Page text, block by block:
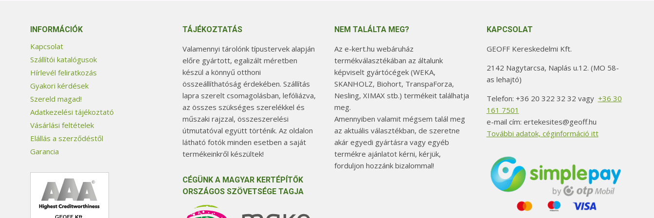
INFORMÁCIÓK
Kapcsolat
Szállítói katalógusok
Hírlevél feliratkozás
Gyakori kérdések
Szereld magad!
Adatkezelési tájékoztató
Vásárlási feltételek
Elállás a szerződéstől
Garancia
TÁJÉKOZTATÁS
Valamennyi tárolónk típustervek alapján
előre gyártott, egalizált méretben
készül a könnyű otthoni
összeállíthatóság érdekében. Szállítás
lapra szerelt csomagolásban, lefóliázva,
az összes szükséges szerelékkel és
műszaki rajzzal, összeszerelési
útmutatóval együtt történik. Az oldalon
látható fotók minden esetben a saját
termékeinkről készültek!
CÉGÜNK A MAGYAR KERTÉPÍTŐK
ORSZÁGOS SZÖVETSÉGE TAGJA
NEM TALÁLTA MEG?
Az e-kert.hu webáruház
termékválasztékában az általunk
képviselt gyártócégek (WEKA,
SKANHOLZ, Biohort, TranspaForza,
Nesling, XIMAX stb.) termékeit találhatja
meg.
Amennyiben valamit mégsem talál meg
az aktuális választékban, de szeretne
akár egyedi gyártásra vagy egyéb
termékre ajánlatot kérni, kérjük,
forduljon hozzánk bizalommal!
KAPCSOLAT
GEOFF Kereskedelmi Kft.
2142 Nagytarcsa, Naplás u.12. (MO 58-
as lehajtó)
Telefon: +36 20 322 32 32 vagy +36 30
161 7501
e-mail cím: ertekesites@geoff.hu
További adatok, céginformáció itt